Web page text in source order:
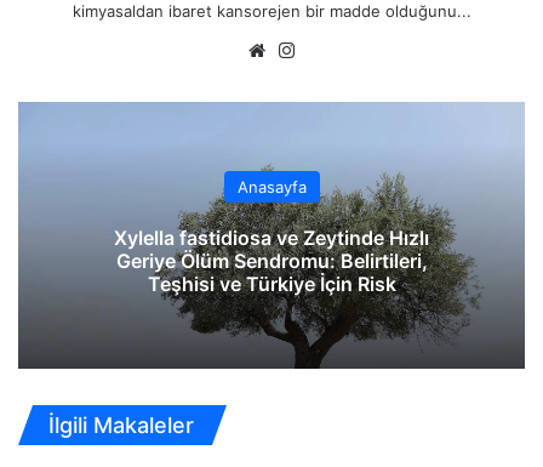
kimyasaldan ibaret kansorejen bir madde olduğunu...
We
sit ra
Anasayfa
Xylella fastidiosa ve Zeytinde Hızlı
Geriye Ölüm Sendromu: Belirtileri,
Teşhisi ve Türkiye İçin Risk
İlgili Makaleler